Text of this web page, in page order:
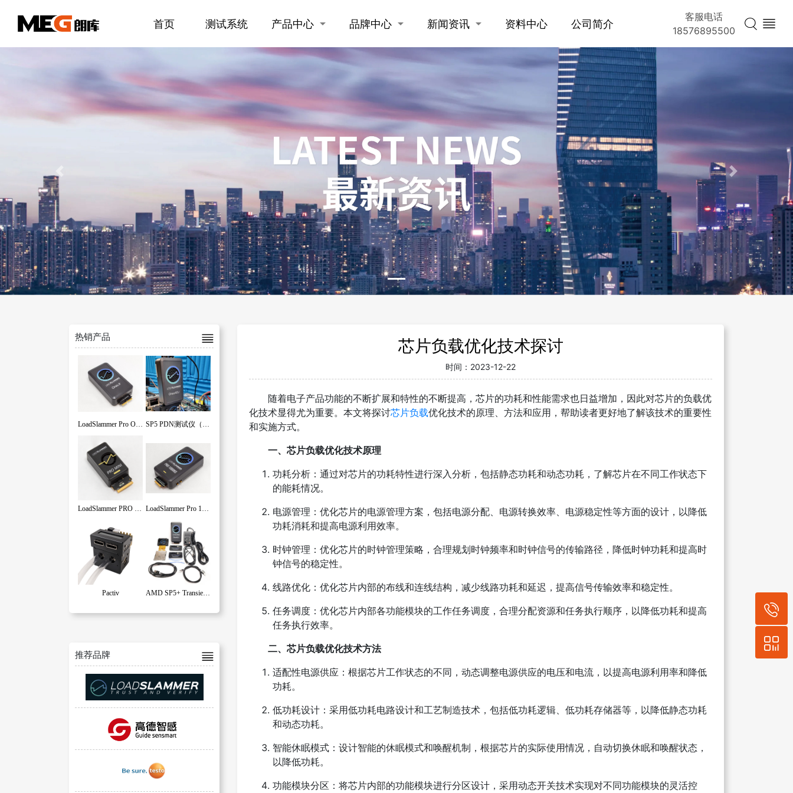
首页 测试系统 产品中心 品牌中心 新闻资讯 资料中心 公司简介
客服电话
18576895500
Previous Next
热销产品
LoadSlammer Pro OracJr SP5 PDN测试仪（ProGrAnalog的SP5 PDN测试工具）
LoadSlammer PRO MINI系列高斜率负载 LoadSlammer Pro 1000 系列高斜率负载
Pactiv AMD SP5+ Transient Test Kit (Infrastructure A-G)
推荐品牌
芯片负载优化技术探讨
时间： 2023-12-22
随着电子产品功能的不断扩展和特性的不断提高，芯片的功耗和性能需求也日益增加，因此对芯片的负载优
化技术显得尤为重要。本文将探讨芯片负载优化技术的原理、方法和应用，帮助读者更好地了解该技术的重要性
和实施方式。
一、芯片负载优化技术原理
功耗分析：通过对芯片的功耗特性进行深入分析，包括静态功耗和动态功耗，了解芯片在不同工作状态下
的能耗情况。
电源管理：优化芯片的电源管理方案，包括电源分配、电源转换效率、电源稳定性等方面的设计，以降低
功耗消耗和提高电源利用效率。
时钟管理：优化芯片的时钟管理策略，合理规划时钟频率和时钟信号的传输路径，降低时钟功耗和提高时
钟信号的稳定性。
线路优化：优化芯片内部的布线和连线结构，减少线路功耗和延迟，提高信号传输效率和稳定性。
任务调度：优化芯片内部各功能模块的工作任务调度，合理分配资源和任务执行顺序，以降低功耗和提高
任务执行效率。
二、芯片负载优化技术方法
适配性电源供应：根据芯片工作状态的不同，动态调整电源供应的电压和电流，以提高电源利用率和降低
功耗。
低功耗设计：采用低功耗电路设计和工艺制造技术，包括低功耗逻辑、低功耗存储器等，以降低静态功耗
和动态功耗。
智能休眠模式：设计智能的休眠模式和唤醒机制，根据芯片的实际使用情况，自动切换休眠和唤醒状态，
以降低功耗。
功能模块分区：将芯片内部的功能模块进行分区设计，采用动态开关技术实现对不同功能模块的灵活控